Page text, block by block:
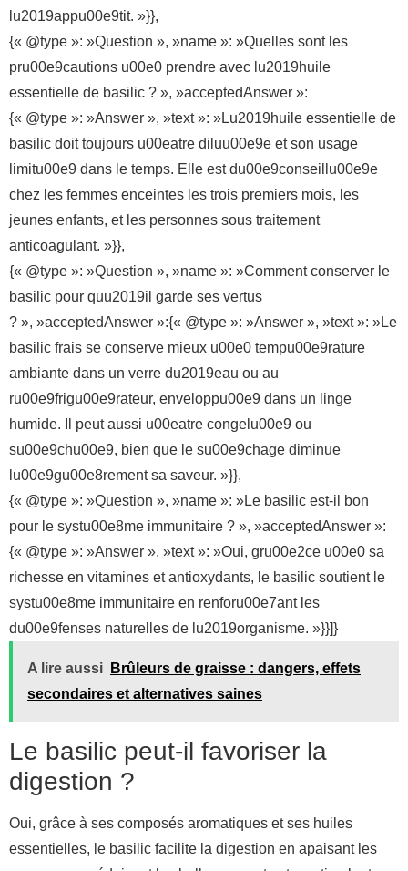
lu2019appu00e9tit. »}},
{« @type »: »Question », »name »: »Quelles sont les
pru00e9cautions u00e0 prendre avec lu2019huile
essentielle de basilic ? », »acceptedAnswer »:
{« @type »: »Answer », »text »: »Lu2019huile essentielle de
basilic doit toujours u00eatre diluu00e9e et son usage
limitu00e9 dans le temps. Elle est du00e9conseillu00e9e
chez les femmes enceintes les trois premiers mois, les
jeunes enfants, et les personnes sous traitement
anticoagulant. »}},
{« @type »: »Question », »name »: »Comment conserver le
basilic pour quu2019il garde ses vertus
? », »acceptedAnswer »:{« @type »: »Answer », »text »: »Le
basilic frais se conserve mieux u00e0 tempu00e9rature
ambiante dans un verre du2019eau ou au
ru00e9frigu00e9rateur, enveloppu00e9 dans un linge
humide. Il peut aussi u00eatre congelu00e9 ou
su00e9chu00e9, bien que le su00e9chage diminue
lu00e9gu00e8rement sa saveur. »}},
{« @type »: »Question », »name »: »Le basilic est-il bon
pour le systu00e8me immunitaire ? », »acceptedAnswer »:
{« @type »: »Answer », »text »: »Oui, gru00e2ce u00e0 sa
richesse en vitamines et antioxydants, le basilic soutient le
systu00e8me immunitaire en renforu00e7ant les
du00e9fenses naturelles de lu2019organisme. »}}]}
A lire aussi
Brûleurs de graisse : dangers, effets
secondaires et alternatives saines
Le basilic peut-il favoriser la
digestion ?
Oui, grâce à ses composés aromatiques et ses huiles
essentielles, le basilic facilite la digestion en apaisant les